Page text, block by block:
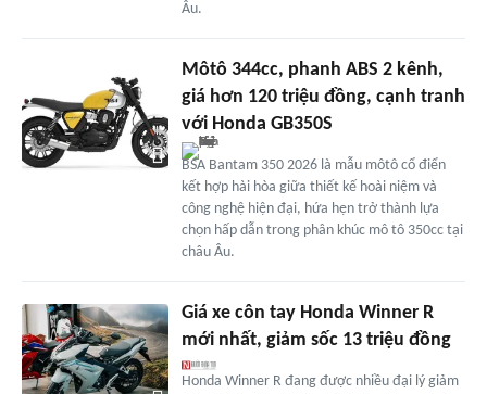
Âu.
Môtô 344cc, phanh ABS 2 kênh,
giá hơn 120 triệu đồng, cạnh tranh
với Honda GB350S
BSA Bantam 350 2026 là mẫu môtô cổ điển
kết hợp hài hòa giữa thiết kế hoài niệm và
công nghệ hiện đại, hứa hẹn trở thành lựa
chọn hấp dẫn trong phân khúc mô tô 350cc tại
châu Âu.
Giá xe côn tay Honda Winner R
mới nhất, giảm sốc 13 triệu đồng
Honda Winner R đang được nhiều đại lý giảm